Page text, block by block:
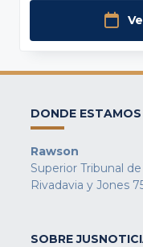
DONDE ESTAMOS
Rawson
Superior Tribunal
Rivadavia y Jones
SOBRE